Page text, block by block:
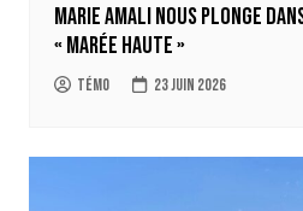
Marie Amali nous plonge
« Marée Haute »
Témo 23 juin 2026